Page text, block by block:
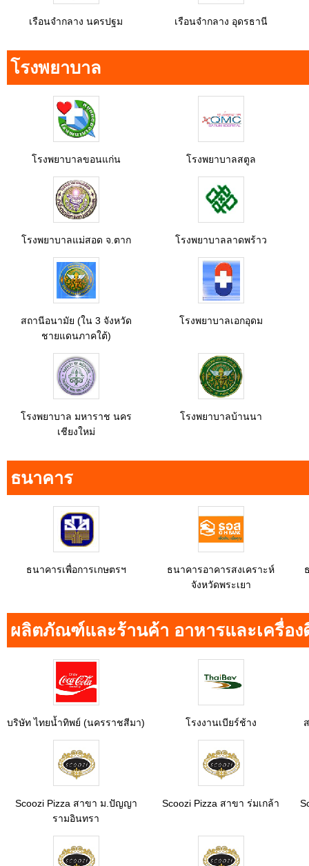
เรือนจำกลาง นครปฐม เรือนจำกลาง อุดรธานี
โรงพยาบาล
โรงพยาบาลขอนแก่น โรงพยาบาลสตูล
โรงพยาบาลแม่สอด จ.ตาก โรงพยาบาลลาดพร้าว
สถานีอนามัย (ใน 3 จังหวัด
ชายแดนภาคใต้)
โรงพยาบาลเอกอุดม
โรงพยาบาล มหาราช นคร
เชียงใหม่
โรงพยาบาลบ้านนา
ธนาคาร
ธนาคารเพื่อการเกษตรฯ
ธนาคารอาคารสงเคราะห์
จังหวัดพระเยา
ผลิตภัณฑ์และร้านค้า อาหารและเครื่อง
บริษัท ไทยน้ำทิพย์ (นครราชสีมา) โรงงานเบียร์ช้าง
Scoozi Pizza สาขา ม.ปัญญา
รามอินทรา
Scoozi Pizza สาขา ร่มเกล้า